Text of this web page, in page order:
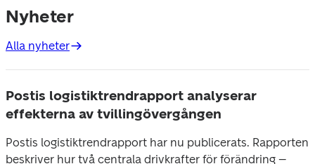
Nyheter
Alla nyheter
Postis logistiktrendrapport analyserar
effekterna av tvillingövergången
Postis logistiktrendrapport har nu publicerats. Rapporten
beskriver hur två centrala drivkrafter för förändring –